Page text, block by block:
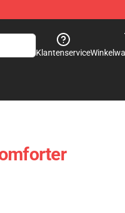
Klantenservice